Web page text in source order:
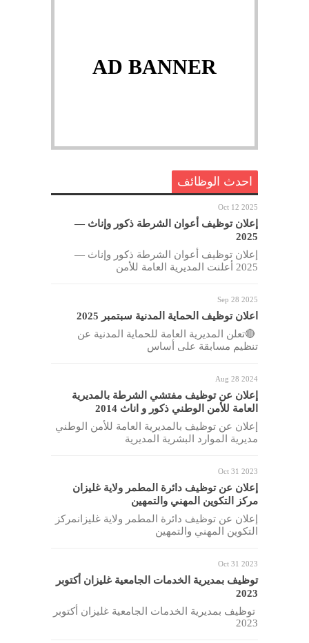
AD BANNER
احدث الوظائف
Oct 12 2025
إعلان توظيف أعوان الشرطة ذكور وإناث —
2025
إعلان توظيف أعوان الشرطة ذكور وإناث —
2025 أعلنت المديرية العامة للأمن
Sep 28 2025
اعلان توظيف الحماية المدنية سبتمبر 2025
🔴تعلن المديرية العامة للحماية المدنية عن
تنظيم مسابقة على أساس
Aug 28 2024
إعلان عن توظيف مفتشي الشرطة بالمديرية
العامة للأمن الوطني ذكور و اناث 2014
إعلان عن توظيف بالمديرية العامة للأمن الوطني
مديرية الموارد البشرية المديرية
Oct 31 2023
إعلان عن توظيف دائرة المطمر ولاية غليزان
مركز التكوين المهني والتمهين
إعلان عن توظيف دائرة المطمر ولاية غليزانمركز
التكوين المهني والتمهين
Oct 31 2023
توظيف بمديرية الخدمات الجامعية غليزان أكتوبر
2023
توظيف بمديرية الخدمات الجامعية غليزان أكتوبر
2023